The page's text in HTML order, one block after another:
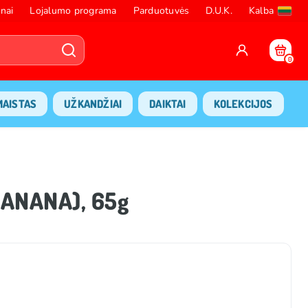
Lojalumo programa Parduotuvės D.U.K. Kalba
0
UŽKANDŽIAI DAIKTAI KOLEKCIJOS
65g